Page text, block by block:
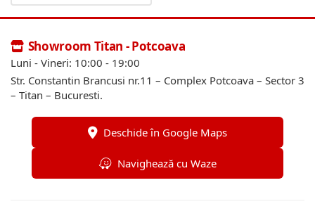
Showroom Titan - Potcoava
Luni - Vineri: 10:00 - 19:00
Str. Constantin Brancusi nr.11 – Complex Potcoava – Sector 3
– Titan – Bucuresti.
Deschide în Google Maps
Navighează cu Waze